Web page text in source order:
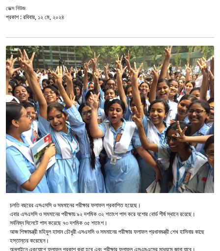
ডেক্স নিউজ
প্রকাশ :রবিবার, ১২ মে, ২০২৪
চলতি বছরের এসএসসি ও সমমানের পরীক্ষার ফলাফল প্রকাশিত হয়েছে।
এবার এসএসসি ও সমমানের পরীক্ষায় ৯২ দশমিক ৩২ শতাংশ পাস করে যশোর বোর্ড শীর্ষ স্থানে রয়েছে।
সর্বনিম্ন সিলেটে পাস করেছে ৭৩ দশমিক ৩৫ শতাংশ।
আজ শিক্ষামন্ত্রী মহিবুল হাসান চৌধুরী এসএসসি ও সমমানের পরীক্ষার ফলাফল প্রধানমন্ত্রী শেখ হাসিনার কাছে
হস্তান্তর করেছেন।
অনলাইনে একযোগে ফলাফল প্রকাশ করা হবে এবং পরীক্ষার ফলাফল এসএমএসের মাধ্যমে জানা যাবে।